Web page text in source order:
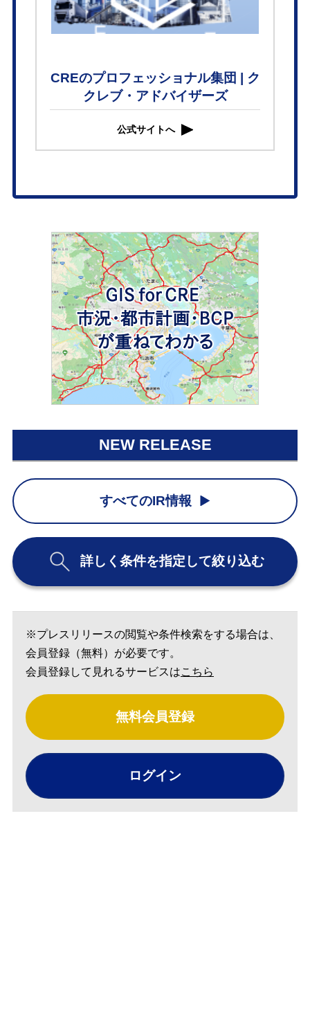
CREのプロフェッショナル集団 | ク
クレブ・アドバイザーズ
公式サイトへ
NEW RELEASE
すべてのIR情報
詳しく条件を指定して絞り込む
※プレスリリースの閲覧や条件検索をする場合は、
会員登録（無料）が必要です。
会員登録して見れるサービスはこちら
無料会員登録
ログイン